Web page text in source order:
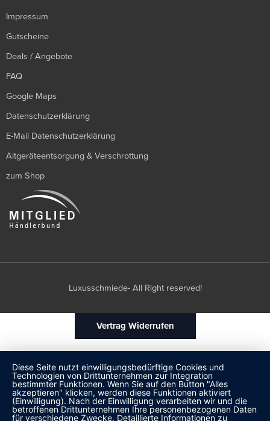
Impressum
Gutscheine
Deals / Angebote
FAQ
Google Maps
Datenschutzerklärung
E-Mail Datenschutzerklärung
Altgeräteentsorgung & Verschrottung
zum Shop
Luxusschmiede- All Right reserved!
Vertrag Widerrufen
Diese Seite nutzt einwilligungsbedürftige Cookies und
Technologien von Drittunternehmen zur Integration
bestimmter Funktionen. Wenn Sie auf den Button "Alles
akzeptieren" klicken, werden diese Funktionen aktiviert
(Einwilligung). Nach der Einwilligung verarbeiten wir und die
betroffenen Drittunternehmen Ihre personenbezogenen Daten
für verschiedene Zwecke. Detaillierte Informationen zu